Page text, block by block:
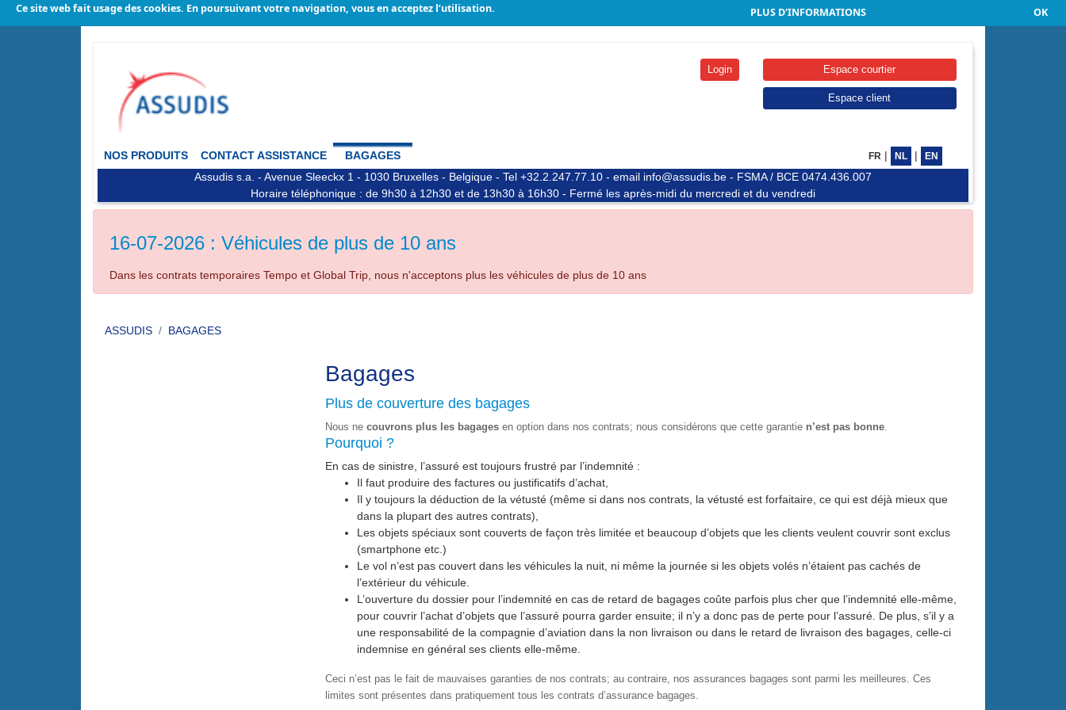
Ce site web fait usage des cookies. En poursuivant votre navigation, vous en acceptez l’utilisation. PLUS D'INFORMATIONS OK
Login Espace courtier
Espace client
NOS PRODUITS CONTACT ASSISTANCE BAGAGES FR | NL | EN
Assudis s.a. - Avenue Sleeckx 1 - 1030 Bruxelles - Belgique - Tel +32.2.247.77.10 - email info@assudis.be - FSMA / BCE 0474.436.007
Horaire téléphonique : de 9h30 à 12h30 et de 13h30 à 16h30 - Fermé les après-midi du mercredi et du vendredi
16-07-2026 : Véhicules de plus de 10 ans
Dans les contrats temporaires Tempo et Global Trip, nous n'acceptons plus les véhicules de plus de 10 ans
ASSUDIS BAGAGES
Bagages
Plus de couverture des bagages
Nous ne couvrons plus les bagagesen option dans nos contrats; nous considérons que cette garantie n’est pas bonne.
Pourquoi ?
En cas de sinistre, l’assuré est toujours frustré par l’indemnité :
Il faut produire des factures ou justificatifs d’achat,
Il y toujours la déduction de la vétusté (même si dans nos contrats, la vétusté est forfaitaire, ce qui est déjà mieux que
dans la plupart des autres contrats),
Les objets spéciaux sont couverts de façon très limitée et beaucoup d’objets que les clients veulent couvrir sont exclus
(smartphone etc.)
Le vol n’est pas couvert dans les véhicules la nuit, ni même la journée si les objets volés n’étaient pas cachés de
l’extérieur du véhicule.
L’ouverture du dossier pour l’indemnité en cas de retard de bagages coûte parfois plus cher que l’indemnité elle-même,
pour couvrir l’achat d’objets que l’assuré pourra garder ensuite; il n’y a donc pas de perte pour l’assuré. De plus, s’il y a
une responsabilité de la compagnie d’aviation dans la non livraison ou dans le retard de livraison des bagages, celle-ci
indemnise en général ses clients elle-même.
Ceci n’est pas le fait de mauvaises garanties de nos contrats; au contraire, nos assurances bagages sont parmi les meilleures. Ces
limites sont présentes dans pratiquement tous les contrats d’assurance bagages.